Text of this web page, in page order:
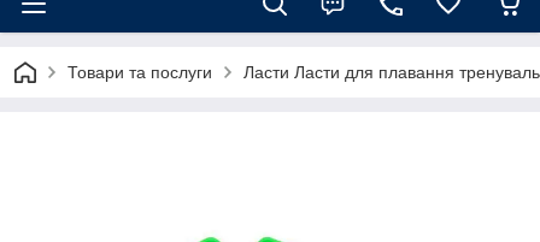
Товари та послуги Ласти Ласти для плавання